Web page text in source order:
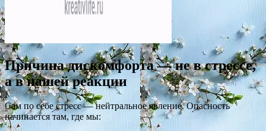
Причина дискомфорта — не в стрессе,
а в нашей реакции
Сам по себе стресс — нейтральное явление. Опасность
начинается там, где мы: